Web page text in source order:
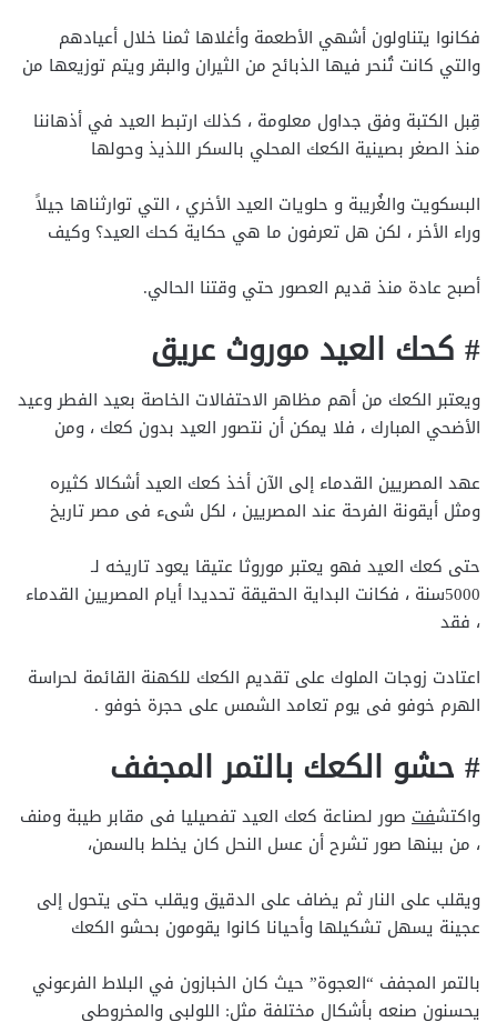
فكانوا يتناولون أشهي الأطعمة وأغلاها ثمنا خلال أعيادهم
والتي كانت تُنحر فيها الذبائح من الثيران والبقر ويتم توزيعها من
قِبل الكتبة وفق جداول معلومة ، كذلك ارتبط العيد في أذهاننا
منذ الصغر بصينية الكعك المحلي بالسكر اللذيذ وحولها
البسكويت والغُريبة و حلويات العيد الأخري ، التي توارثناها جيلاً
وراء الأخر ، لكن هل تعرفون ما هي حكاية كحك العيد؟ وكيف
أصبح عادة منذ قديم العصور حتي وقتنا الحالي.
# كحك العيد موروث عريق
ويعتبر الكعك من أهم مظاهر الاحتفالات الخاصة بعيد الفطر وعيد
الأضحي المبارك ، فلا يمكن أن نتصور العيد بدون كعك ، ومن
عهد المصريين القدماء إلى الآن أخذ كعك العيد أشكالا كثيره
ومثل أيقونة الفرحة عند المصريين ، لكل شىء فى مصر تاريخ
حتى كعك العيد فهو يعتبر موروثا عتيقا يعود تاريخه لـ
5000سنة ، فكانت البداية الحقيقة تحديدا أيام المصريين القدماء
، فقد
اعتادت زوجات الملوك على تقديم الكعك للكهنة القائمة لحراسة
الهرم خوفو فى يوم تعامد الشمس على حجرة خوفو .
# حشو الكعك بالتمر المجفف
واكتشفت صور لصناعة كعك العيد تفصيليا فى مقابر طيبة ومنف
، من بينها صور تشرح أن عسل النحل كان يخلط بالسمن،
ويقلب على النار ثم يضاف على الدقيق ويقلب حتى يتحول إلى
عجينة يسهل تشكيلها وأحيانا كانوا يقومون بحشو الكعك
بالتمر المجفف “العجوة” حيث كان الخبازون في البلاط الفرعوني
يحسنون صنعه بأشكال مختلفة مثل: اللولبي والمخروطي